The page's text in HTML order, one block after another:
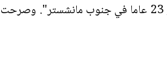
التأكيد أننا ألقينا القبض على رجل يبلغ من العمر